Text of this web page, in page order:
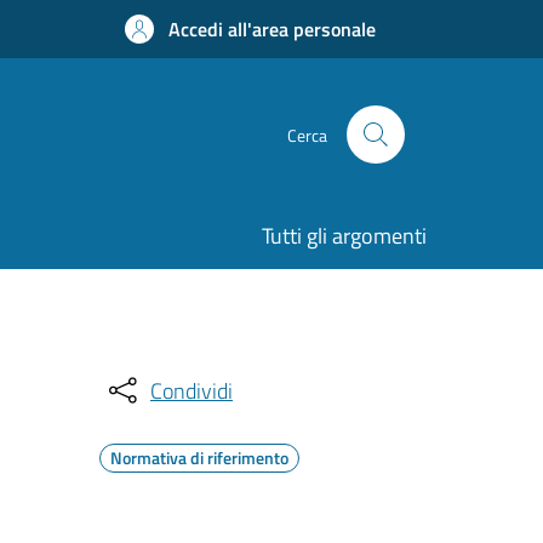
Accedi all'area personale
Cerca
Tutti gli argomenti
Condividi
Normativa di riferimento